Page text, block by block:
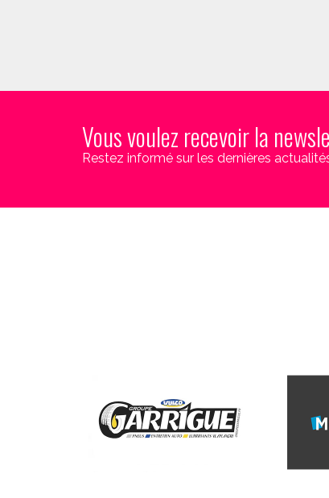
Vous voulez recevoir la
Restez informé sur les dernières